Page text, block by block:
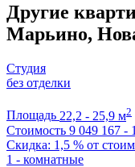
Другие
Марьино,
Студия
без отделки
Площадь 22,2 - 25,9 м2
Стоимость 9 049 167 -
Скидка: 1,5 % от
1 - комнатные